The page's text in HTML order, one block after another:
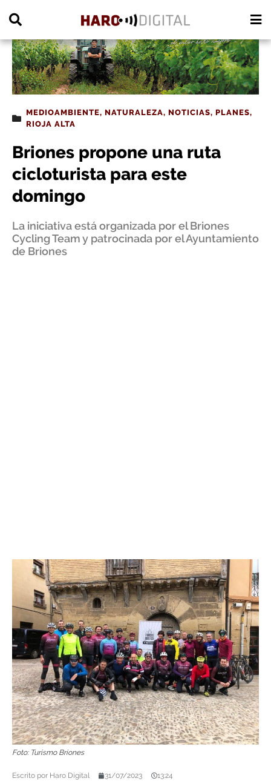
MEDIOAMBIENTE, NATURALEZA, NOTICIAS, PLANES,
RIOJA ALTA
Briones propone una ruta
cicloturista para este
domingo
La iniciativa está organizada por el Briones
Cycling Team y patrocinada por el Ayuntamiento
de Briones
Foto: Turismo Briones
Escrito por Haro Digital 31/07/2023 13:24